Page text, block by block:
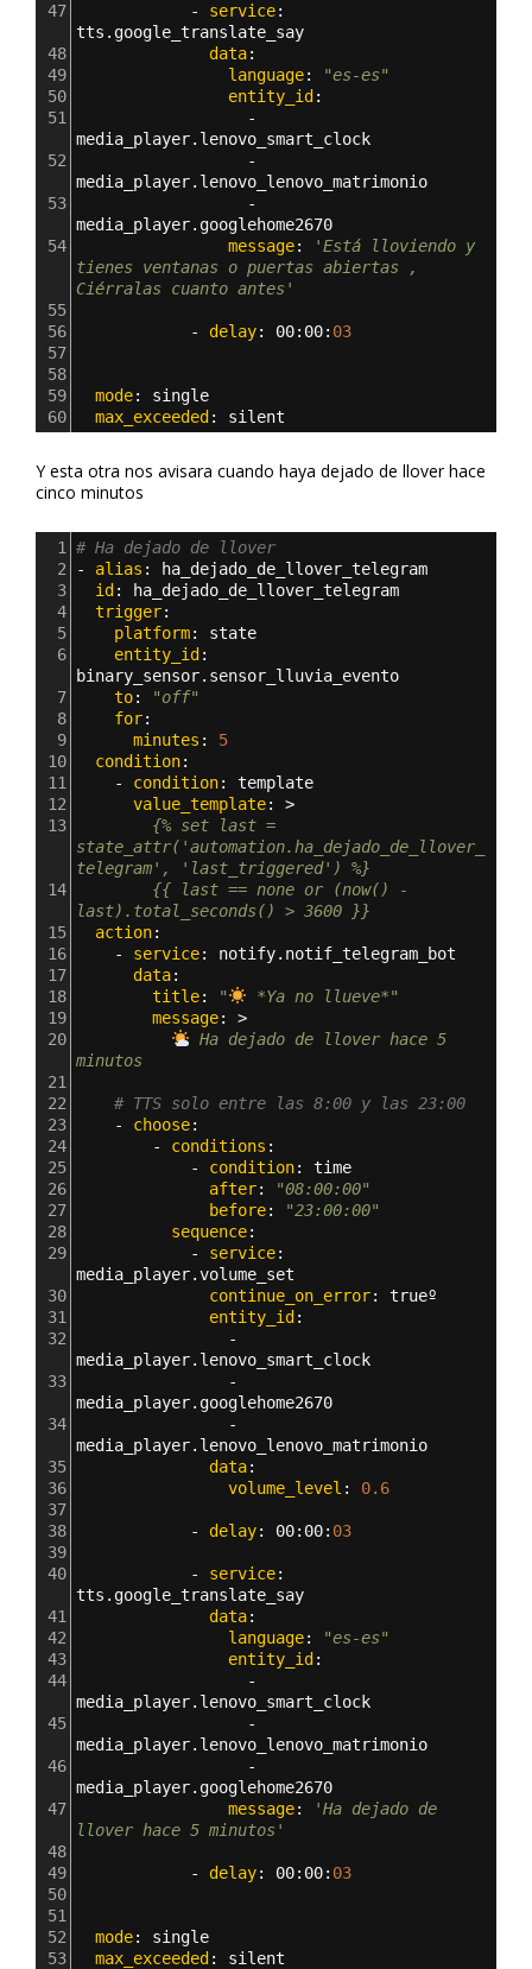
47
- service
tts.google_translate_say
48
data:
49
language:
"es-es"
50
entity_id
51
media_player.lenovo_smart_clock
52
media_player.lenovo_lenovo_matrimonio
53
media_player.googlehome2670
54
message:
'Está lloviendo y
tienes ventanas o puertas abiertas ,
Ciérralas cuanto antes'
55
56
- delay: 00: 00:
57
58
59
  mode
: single
60
  max_exceeded
: silent
Y esta otra nos avisara cuando haya dejado de llover hace
cinco minutos
1
# Ha dejado de llover
2
- alias : ha_dejado_de_llover_telegram
3
  id
: ha_dejado_de_llover_telegram
4
  trigger
:
5
platform: state
6
entity_id
binary_sensor.sensor_lluvia_evento
7
to:
"off"
8
for:
9
minutes : 5
10
  condition
:
11
- condition: template
12
value_template: >
13
{% set last =
state_attr('automation.ha_dejado_de_llover_
telegram', 'last_triggered') %}
14
{{ last == none or (now() -
last).total_seconds() > 3600 }}
15
  action
:
16
- service: notify.notif_telegram_bot
17
data:
18
title: "
*Ya no llueve*"
19
message: >
20
Ha dejado de llover hace 5
minutos
21
22
# TTS solo entre las 8:00 y las 23:00
23
- choose:
24
- conditions :
25
- condition: time
26
after:
"08:00:00"
27
before:
"23:00:00"
28
sequence:
29
- service
media_player.volume_set
30
continue_on_error: trueº
31
entity_id
32
media_player.lenovo_smart_clock
33
media_player.googlehome2670
34
media_player.lenovo_lenovo_matrimonio
35
data:
36
volume_level : 0.6
37
38
- delay: 00: 00:
39
40
- service
tts.google_translate_say
41
data:
42
language:
"es-es"
43
entity_id
44
media_player.lenovo_smart_clock
45
media_player.lenovo_lenovo_matrimonio
46
media_player.googlehome2670
47
message:
'Ha dejado de
llover hace 5 minutos'
48
49
- delay: 00: 00:
50
51
52
  mode
: single
53
  max_exceeded
: silent